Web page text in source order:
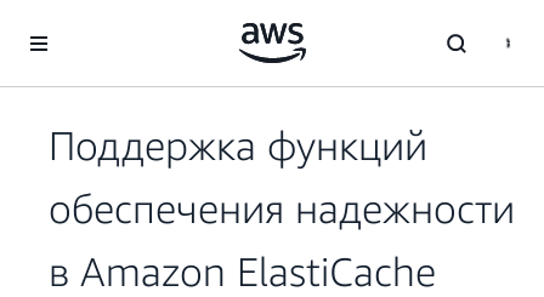
Перейти к главному контенту
Поддержка функций
обеспечения надежности
в Amazon ElastiCache